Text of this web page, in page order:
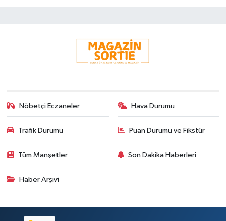
Nöbetçi Eczaneler Hava Durumu
Trafik Durumu Puan Durumu ve Fikstür
Tüm Manşetler Son Dakika Haberleri
Haber Arşivi